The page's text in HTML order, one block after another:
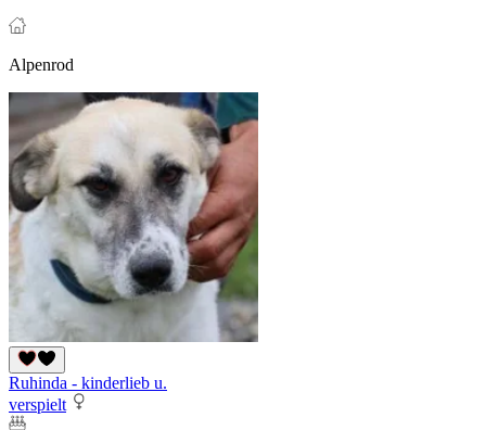
Alpenrod
Ruhinda - kinderlieb u.
verspielt